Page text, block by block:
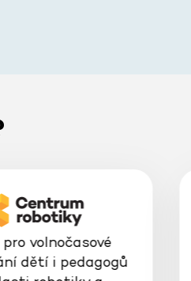
volnočasové
dětí i pedagogů